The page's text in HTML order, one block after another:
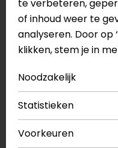
Motoholic
kettingborstel
14,95
te verbeteren,
of inhoud weer te
analyseren. Door op
klikken, stem je in
Noodzakelijk
Statistieken
Voorkeuren